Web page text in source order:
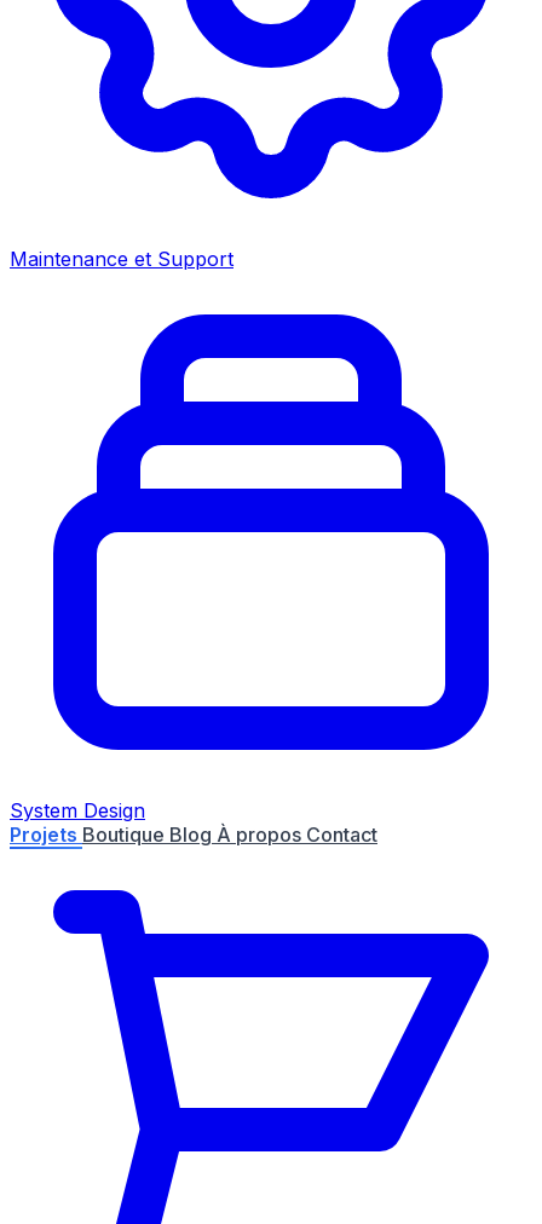
Maintenance et Support
System Design
Projets Boutique Blog À propos Contact